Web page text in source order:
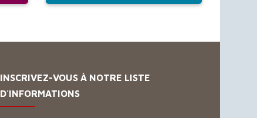
INSCRIVEZ-VOUS À NOTRE LISTE
D'INFORMATIONS